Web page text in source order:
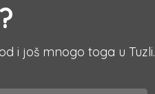
i još mnogo toga u Tuzli.